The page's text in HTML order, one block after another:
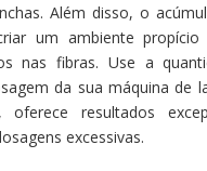
Além disso, o
um ambiente
nas fibras. Use a
da sua máquina de
oferece resultados
excessivas.